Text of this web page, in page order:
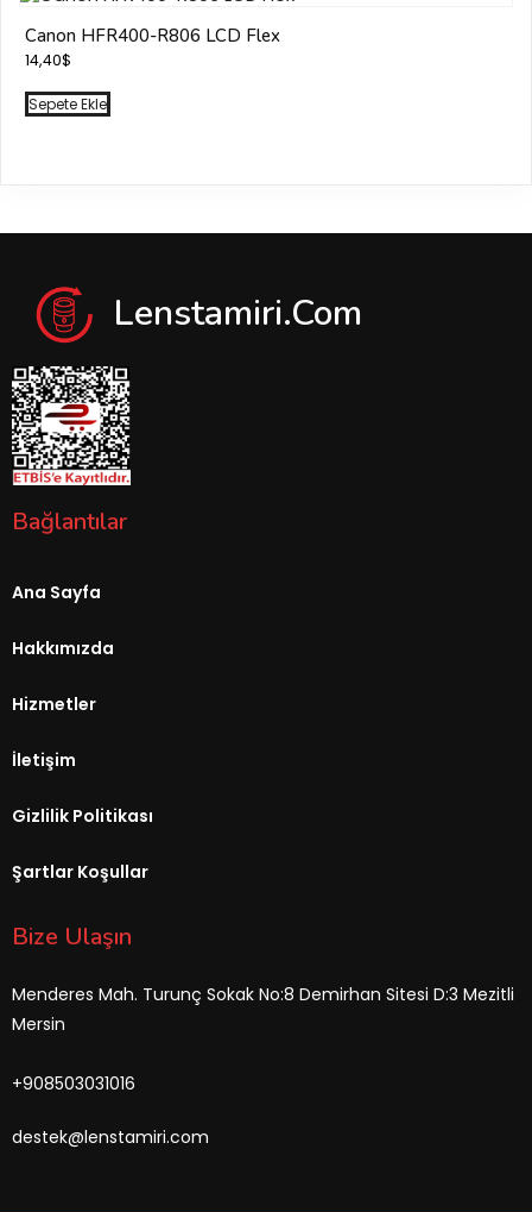
Canon HFR400-R806 LCD Flex
14,40$
Sepete Ekle
Lenstamiri.com
Bağlantılar
Ana Sayfa
Hakkımızda
Hizmetler
İletişim
Gizlilik Politikası
Şartlar Koşullar
Bize Ulaşın
Menderes Mah. Turunç Sokak No:8 Demirhan Sitesi D:3 Mezitli
Mersin
+908503031016
destek@lenstamiri.com